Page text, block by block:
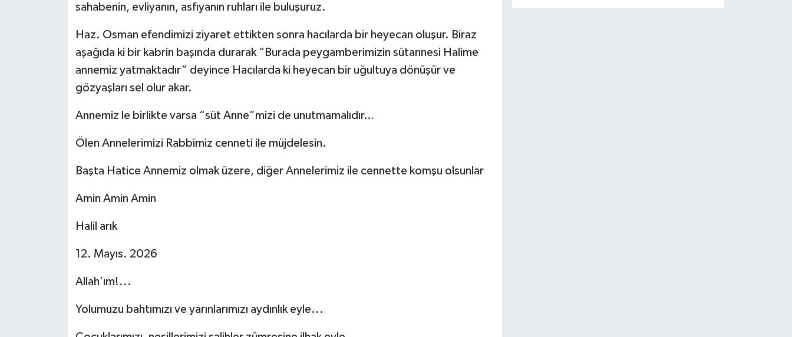
sahabenin, evliyanın, asfıyanın ruhları ile buluşuruz.
Haz. Osman efendimizi ziyaret ettikten sonra hacılarda bir heyecan oluşur. Biraz
aşağıda ki bir kabrin başında durarak “Burada peygamberimizin sütannesi Halime
annemiz yatmaktadır” deyince Hacılarda ki heyecan bir uğultuya dönüşür ve
gözyaşları sel olur akar.
Annemiz le birlikte varsa “süt Anne”mizi de unutmamalıdır…
Ölen Annelerimizi Rabbimiz cenneti ile müjdelesin.
Başta Hatice Annemiz olmak üzere, diğer Annelerimiz ile cennette komşu olsunlar
Amin Amin Amin
Halil arık
12. Mayıs. 2026
Allah’ım!...
Yolumuzu bahtımızı ve yarınlarımızı aydınlık eyle...